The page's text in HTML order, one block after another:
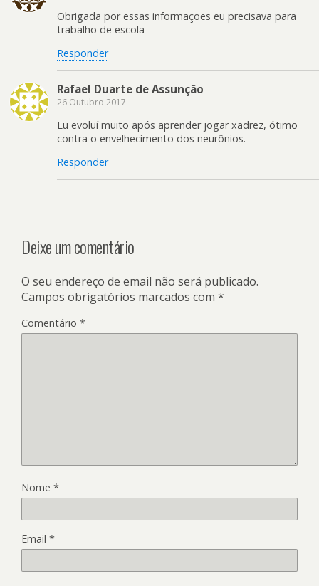
Obrigada por essas informaçoes eu precisava para
trabalho de escola
Responder
Rafael Duarte de Assunção
26 Outubro 2017
Eu evoluí muito após aprender jogar xadrez, ótimo
contra o envelhecimento dos neurônios.
Responder
Deixe um comentário
O seu endereço de email não será publicado.
Campos obrigatórios marcados com *
Comentário *
Nome *
Email *